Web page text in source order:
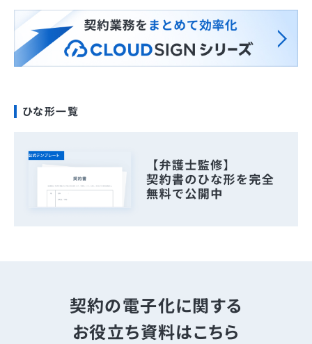
ひな形一覧
契約の電子化に関する
お役立ち資料はこちら